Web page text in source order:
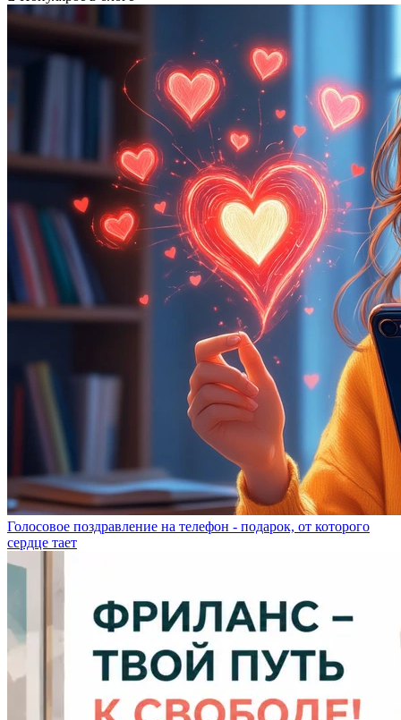
Голосовое поздравление на телефон - подарок, от которого
сердце тает